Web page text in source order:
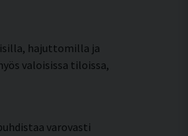
hajuttomilla ja
valoisissa tiloissa,
varovasti